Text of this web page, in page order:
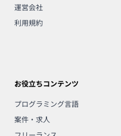
運営会社
利用規約
お役立ちコンテンツ
プログラミング言語
案件・求人